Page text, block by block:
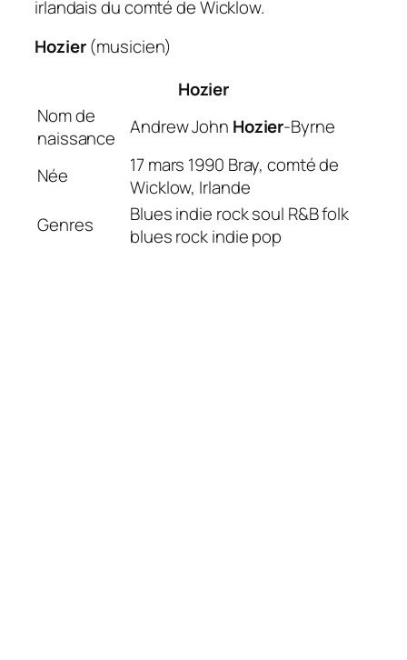
irlandais du comté de Wicklow.
Hozier(musicien)
Hozier
Nom de
naissance
Andrew John Hozier-Byrne
Née
17 mars 1990 Bray, comté de
Wicklow, Irlande
Genres
Blues indie rock soul R&B folk
blues rock indie pop